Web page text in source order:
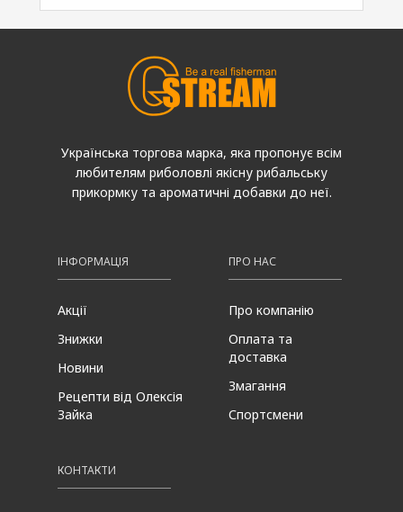
Українська торгова марка, яка пропонує всім
любителям риболовлі якісну рибальську
прикормку та ароматичні добавки до неї.
ІНФОРМАЦІЯ
Акції
Знижки
Новини
Рецепти від Олексія
Зайка
ПРО НАС
Про компанію
Оплата та
доставка
Змагання
Спортсмени
КОНТАКТИ